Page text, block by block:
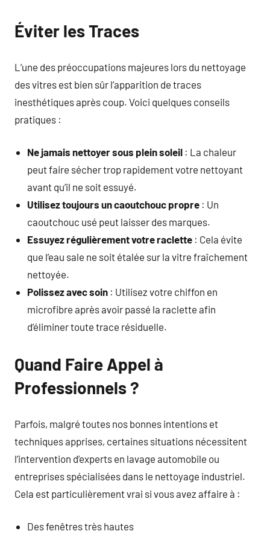
Éviter les Traces
L’une des préoccupations majeures lors du nettoyage
des vitres est bien sûr l’apparition de traces
inesthétiques après coup. Voici quelques conseils
pratiques :
Ne jamais nettoyer sous plein soleil : La chaleur
peut faire sécher trop rapidement votre nettoyant
avant qu’il ne soit essuyé.
Utilisez toujours un caoutchouc propre : Un
caoutchouc usé peut laisser des marques.
Essuyez régulièrement votre raclette : Cela évite
que l’eau sale ne soit étalée sur la vitre fraîchement
nettoyée.
Polissez avec soin : Utilisez votre chiffon en
microfibre après avoir passé la raclette afin
d’éliminer toute trace résiduelle.
Quand Faire Appel à
Professionnels ?
Parfois, malgré toutes nos bonnes intentions et
techniques apprises, certaines situations nécessitent
l’intervention d’experts en lavage automobile ou
entreprises spécialisées dans le nettoyage industriel.
Cela est particulièrement vrai si vous avez affaire à :
Des fenêtres très hautes